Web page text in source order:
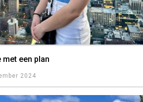
met een plan
2024